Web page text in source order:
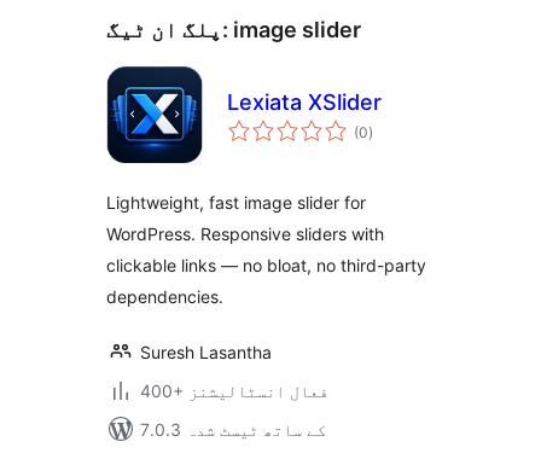
پلگ ان ٹیگ: image slider
Lexiata XSlider
(0مجموعی
درجہ
)
Lightweight, fast image slider for
WordPress. Responsive sliders with
clickable links — no bloat, no third-party
dependencies.
Suresh Lasantha
400+ فعال انسٹالیشنز
7.0.3 کے ساتھ ٹیسٹ شدہ